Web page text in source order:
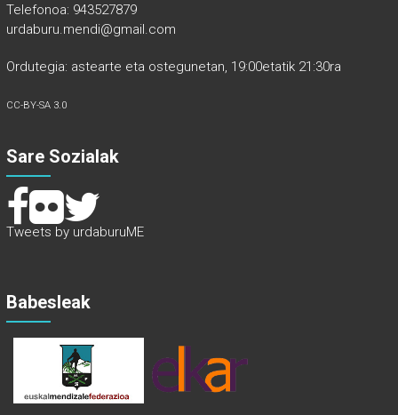
Telefonoa: 943527879
urdaburu.mendi@gmail.com
Ordutegia: astearte eta ostegunetan, 19:00etatik 21:30ra
CC-BY-SA 3.0
Sare Sozialak
Tweets by urdaburuME
Babesleak